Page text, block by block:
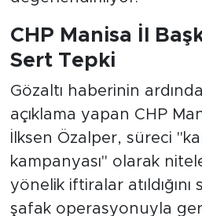
CHP Manisa İl
Sert Tepki
Gözaltı haberinin
açıklama yapan CHP
İlksen Özalper, süreci
kampanyası" olarak
yönelik iftiralar atıldığını